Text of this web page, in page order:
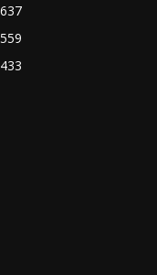
637
559
433